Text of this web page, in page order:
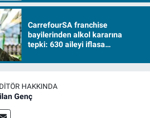
CarrefourSA franchise
bayilerinden alkol kararına
tepki: 630 aileyi iflasa
HAKKINDA
Genç